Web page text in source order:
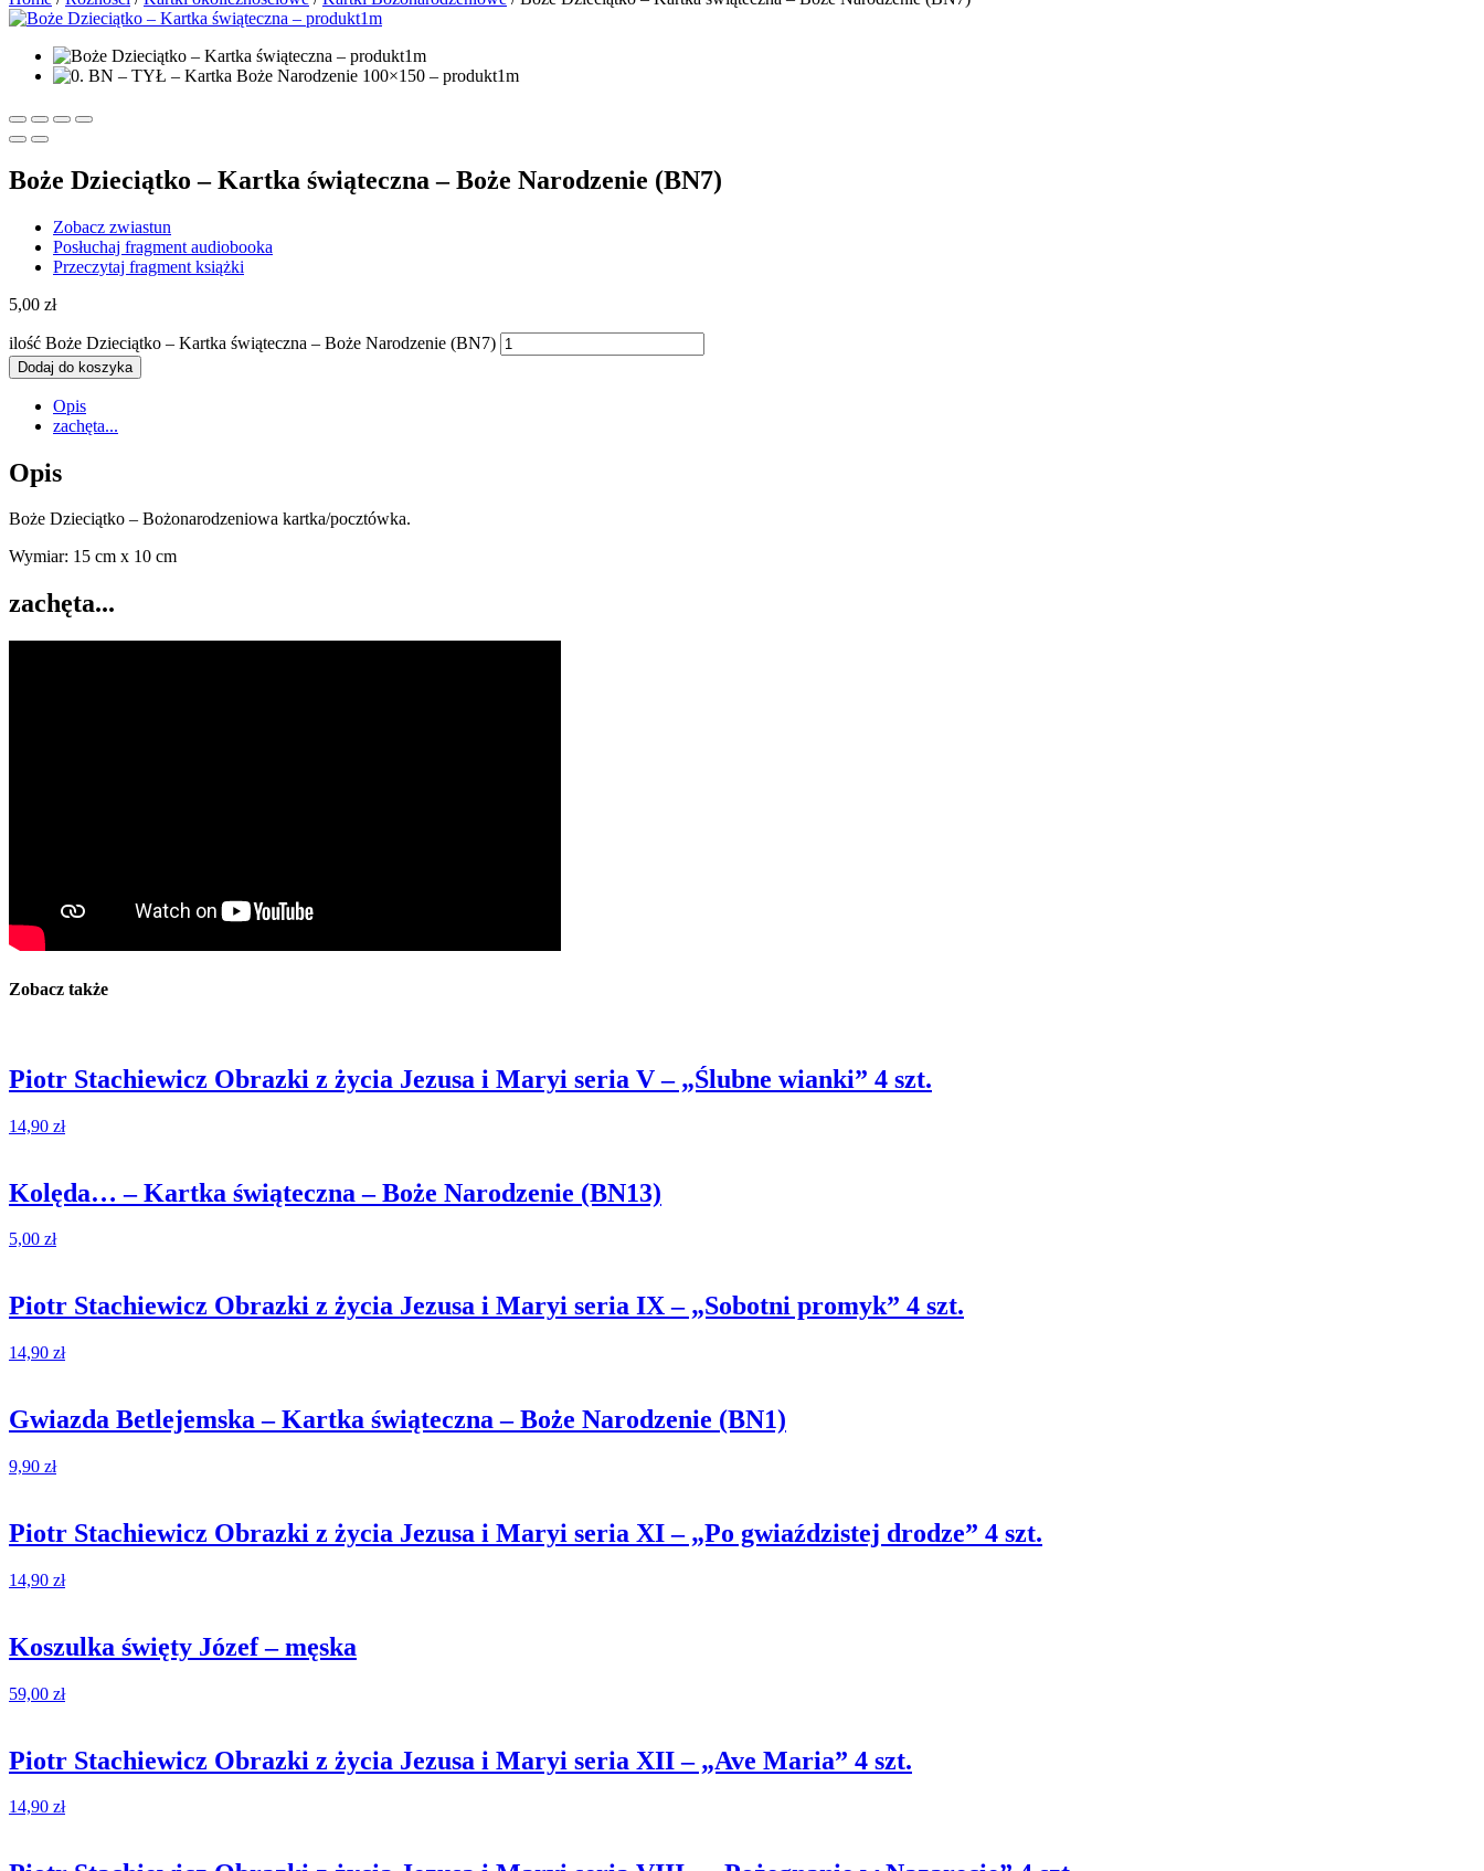
Boże Dzieciątko – Kartka świąteczna – Boże Narodzenie (BN7)
Zobacz zwiastun
Posłuchaj fragment audiobooka
Przeczytaj fragment książki
5,00 zł
ilość Boże Dzieciątko – Kartka świąteczna – Boże Narodzenie (BN7)
Dodaj do koszyka
Opis
zachęta...
Opis
Boże Dzieciątko – Bożonarodzeniowa kartka/pocztówka.
Wymiar: 15 cm x 10 cm
zachęta...
Zobacz także
Piotr Stachiewicz Obrazki z życia Jezusa i Maryi seria V – „Ślubne wianki” 4 szt.
14,90 zł
Kolęda… – Kartka świąteczna – Boże Narodzenie (BN13)
5,00 zł
Piotr Stachiewicz Obrazki z życia Jezusa i Maryi seria IX – „Sobotni promyk” 4 szt.
14,90 zł
Gwiazda Betlejemska – Kartka świąteczna – Boże Narodzenie (BN1)
9,90 zł
Piotr Stachiewicz Obrazki z życia Jezusa i Maryi seria XI – „Po gwiaździstej drodze” 4 szt.
14,90 zł
Koszulka święty Józef – męska
59,00 zł
Piotr Stachiewicz Obrazki z życia Jezusa i Maryi seria XII – „Ave Maria” 4 szt.
14,90 zł